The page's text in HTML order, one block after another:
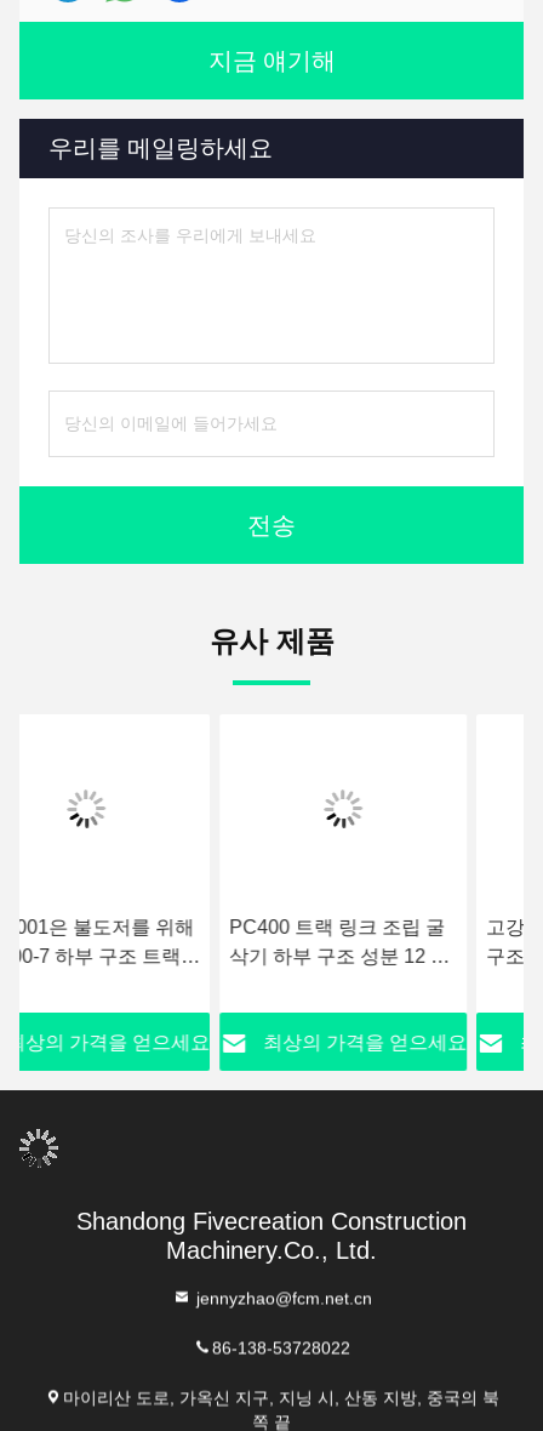
지금 얘기해
우리를 메일링하세요
전송
유사 제품
PC400 트랙 링크 조립 굴
삭기 하부 구조 성분 12 달
최상의 가격을 얻으세요
고강도 열처리 굴삭기 하부
구조 트랙 링크 PC200
최상의 가격을 얻으세요
Shandong Fivecreation Construction
Machinery.Co., Ltd.
jennyzhao@fcm.net.cn
86-138-53728022
마이리산 도로, 가옥신 지구, 지닝 시, 산동 지방, 중국의 북
쪽 끝